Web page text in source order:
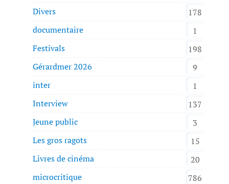
Divers
178
documentaire
1
Festivals
198
Gérardmer 2026
9
inter
1
Interview
137
Jeune public
3
Les gros ragots
15
Livres de cinéma
20
microcritique
786